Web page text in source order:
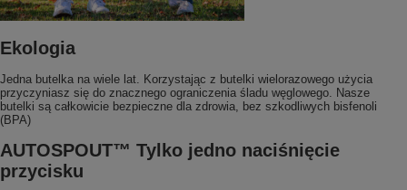
Ekologia
Jedna butelka na wiele lat. Korzystając z butelki wielorazowego użycia
przyczyniasz się do znacznego ograniczenia śladu węglowego. Nasze
butelki są całkowicie bezpieczne dla zdrowia, bez szkodliwych bisfenoli
(BPA)
AUTOSPOUT™ Tylko jedno naciśnięcie
przycisku